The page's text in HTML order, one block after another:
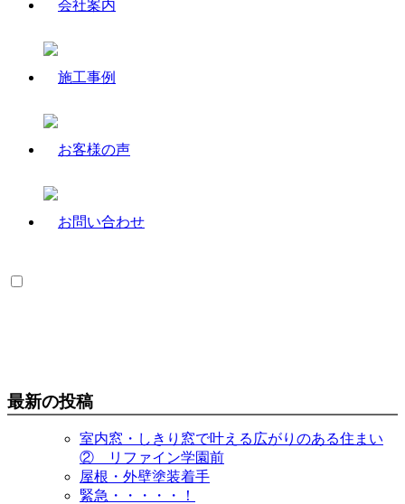
最新の投稿
室内窓・しきり窓で叶える広がりのある住まい
② リファイン学園前
屋根・外壁塗装着手
緊急・・・・・！